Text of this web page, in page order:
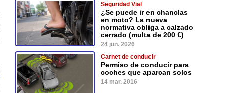
Seguridad Vial
¿Se puede ir en chanclas
en moto? La nueva
normativa obliga a calzado
cerrado (multa de 200 €)
24 jun. 2026
Carnet de conducir
Permiso de conducir para
coches que aparcan solos
14 mar. 2016